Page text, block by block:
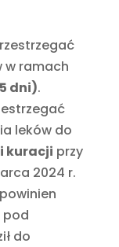
w ramach
dni).
leków do
kuracji przy
2024 r.
pod
do